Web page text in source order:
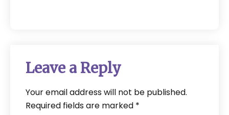
Leave a Reply
Your email address will not be published.
Required fields are marked *